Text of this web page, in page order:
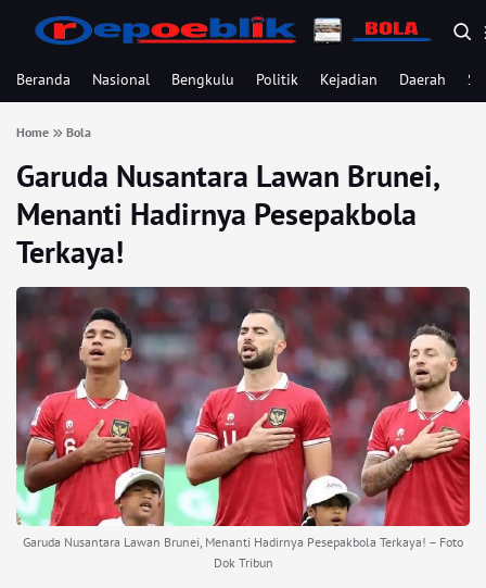
Beranda Nasional Bengkulu Politik Kejadian Daerah
Home Bola
Garuda Nusantara Lawan Brunei,
Menanti Hadirnya Pesepakbola
Terkaya!
Garuda Nusantara Lawan Brunei, Menanti Hadirnya Pesepakbola Terkaya! – Foto
Dok Tribun